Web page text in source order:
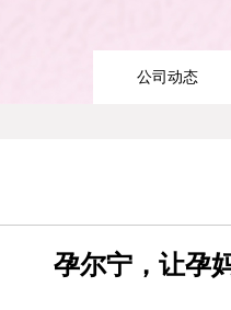
公司动态
孕尔宁，让孕